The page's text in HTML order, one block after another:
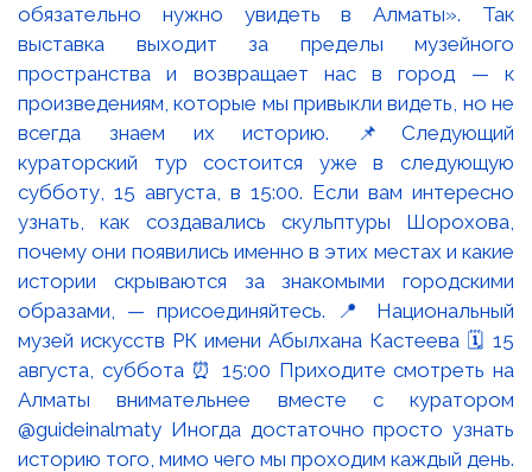
обязательно нужно увидеть в Алматы». Так
выставка выходит за пределы музейного
пространства и возвращает нас в город — к
произведениям, которые мы привыкли видеть, но не
всегда знаем их историю. 📌Следующий
кураторский тур состоится уже в следующую
субботу, 15 августа, в 15:00. Если вам интересно
узнать, как создавались скульптуры Шорохова,
почему они появились именно в этих местах и какие
истории скрываются за знакомыми городскими
образами, — присоединяйтесь. 📍 Национальный
музей искусств РК имени Абылхана Кастеева 🗓 15
августа, суббота ⏰ 15:00 Приходите смотреть на
Алматы внимательнее вместе с куратором
@guideinalmaty Иногда достаточно просто узнать
историю того, мимо чего мы проходим каждый день.